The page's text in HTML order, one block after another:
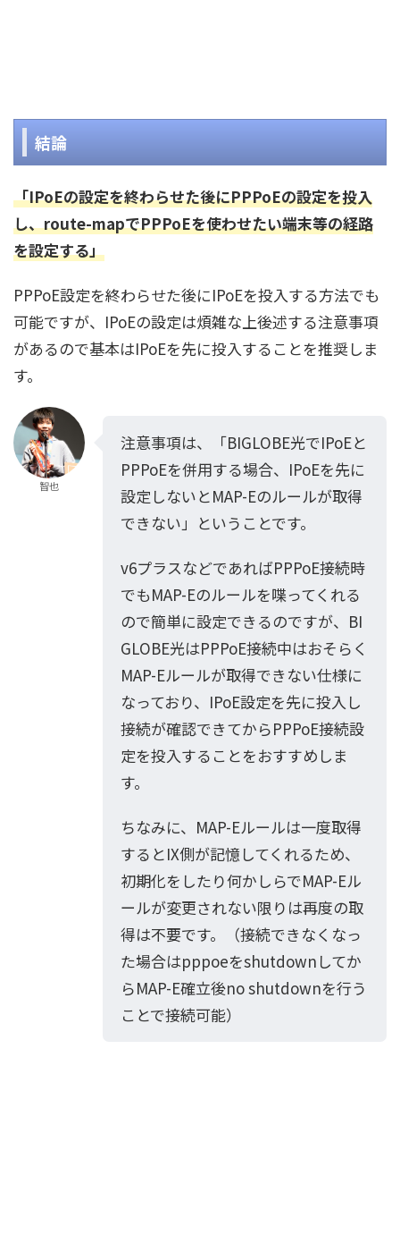
結論
「IPoEの設定を終わらせた後にPPPoEの設定を投入
し、route-mapでPPPoEを使わせたい端末等の経路
を設定する」
PPPoE設定を終わらせた後にIPoEを投入する方法でも
可能ですが、IPoEの設定は煩雑な上後述する注意事項
があるので基本はIPoEを先に投入することを推奨しま
す。
智也
注意事項は、「BIGLOBE光でIPoEと
PPPoEを併用する場合、IPoEを先に
設定しないとMAP-Eのルールが取得
できない」ということです。
v6プラスなどであればPPPoE接続時
でもMAP-Eのルールを喋ってくれる
ので簡単に設定できるのですが、BI
GLOBE光はPPPoE接続中はおそらく
MAP-Eルールが取得できない仕様に
なっており、IPoE設定を先に投入し
接続が確認できてからPPPoE接続設
定を投入することをおすすめしま
す。
ちなみに、MAP-Eルールは一度取得
するとIX側が記憶してくれるため、
初期化をしたり何かしらでMAP-Eル
ールが変更されない限りは再度の取
得は不要です。（接続できなくなっ
た場合はpppoeをshutdownしてか
らMAP-E確立後no shutdownを行う
ことで接続可能）